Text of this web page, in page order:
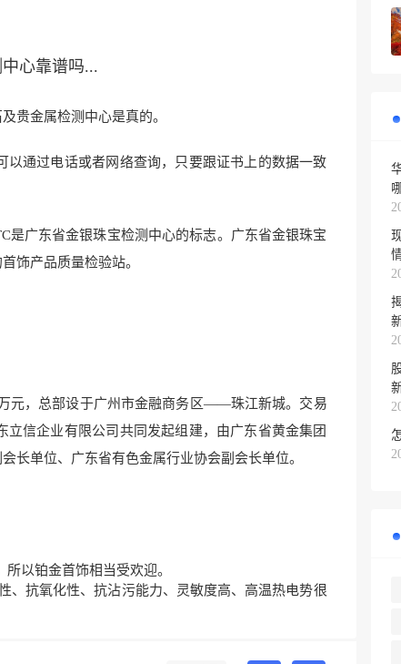
心靠谱吗...
贵金属检测中心是真的。
通过电话或者网络查询，只要跟证书上的数据一致
是广东省金银珠宝检测中心的标志。广东省金银珠宝
饰产品质量检验站。
元，总部设于广州市金融商务区——珠江新城。交易
信企业有限公司共同发起组建，由广东省黄金集团
长单位、广东省有色金属行业协会副会长单位。
以铂金首饰相当受欢迎。
、抗氧化性、抗沾污能力、灵敏度高、高温热电势很